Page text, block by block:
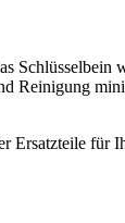
Ersatzteile für